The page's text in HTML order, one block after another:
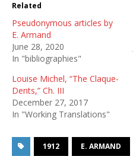
Related
Pseudonymous articles by
E. Armand
June 28, 2020
In "bibliographies"
Louise Michel, “The Claque-
Dents,” Ch. III
December 27, 2017
In "Working Translations"
1912 E. ARMAND